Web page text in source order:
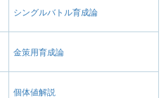
シングルバトル育成論
金策用育成論
個体値解説